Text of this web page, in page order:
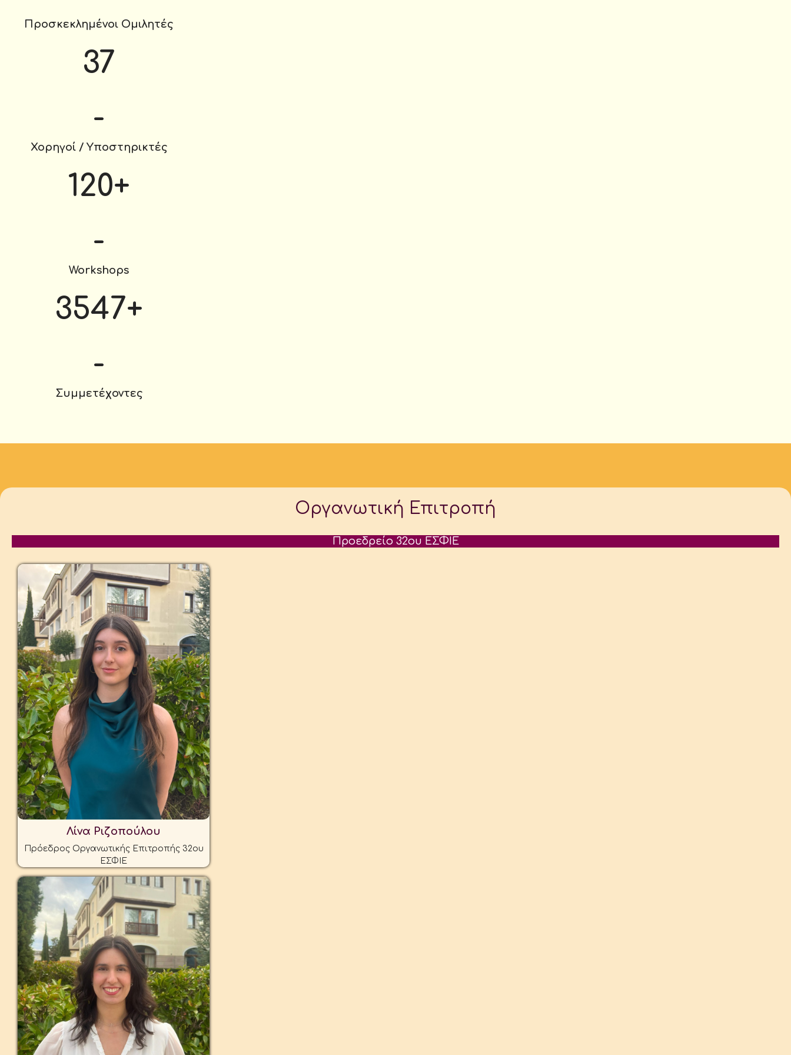
Προσκεκλημένοι Ομιλητές
37
-
Χορηγοί / Υποστηρικτές
120+
-
Workshops
3547+
-
Συμμετέχοντες
Οργανωτική Επιτροπή
Προεδρείο 32ου ΕΣΦΙΕ
Λίνα Ριζοπούλου
Πρόεδρος Οργανωτικής Επιτροπής 32ου
ΕΣΦΙΕ